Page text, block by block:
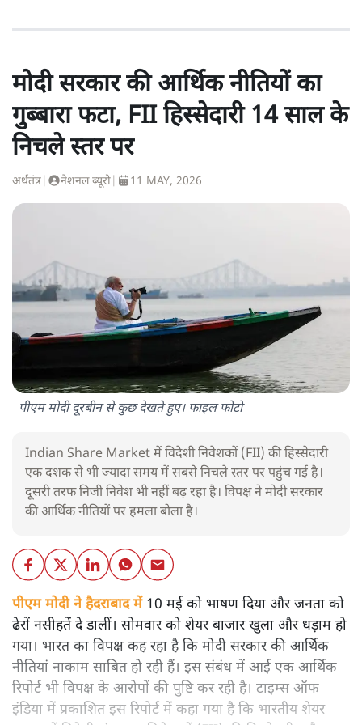
मोदी सरकार की आर्थिक नीतियों का
गुब्बारा फटा, FII हिस्सेदारी 14 साल के
निचले स्तर पर
अर्थतंत्र नेशनल ब्यूरो 11 MAY, 2026
पीएम मोदी दूरबीन से कुछ देखते हुए। फाइल फोटो
Indian Share Market में विदेशी निवेशकों (FII) की हिस्सेदारी
एक दशक से भी ज्यादा समय में सबसे निचले स्तर पर पहुंच गई है।
दूसरी तरफ निजी निवेश भी नहीं बढ़ रहा है। विपक्ष ने मोदी सरकार
की आर्थिक नीतियों पर हमला बोला है।
पीएम मोदी ने हैदराबाद में10 मई को भाषण दिया और जनता को
ढेरों नसीहतें दे डालीं। सोमवार को शेयर बाजार खुला और धड़ाम हो
गया। भारत का विपक्ष कह रहा है कि मोदी सरकार की आर्थिक
नीतियां नाकाम साबित हो रही हैं। इस संबंध में आई एक आर्थिक
रिपोर्ट भी विपक्ष के आरोपों की पुष्टि कर रही है। टाइम्स ऑफ
इंडिया में प्रकाशित इस रिपोर्ट में कहा गया है कि भारतीय शेयर